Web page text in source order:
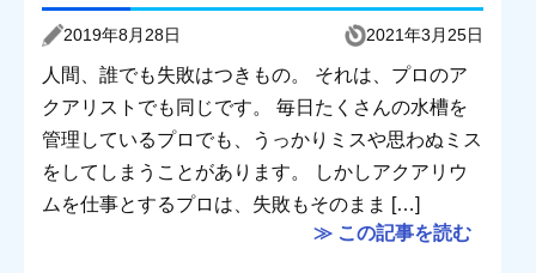
2019年8月28日 2021年3月25日
人間、誰でも失敗はつきもの。 それは、プロのア
クアリストでも同じです。 毎日たくさんの水槽を
管理しているプロでも、うっかりミスや思わぬミス
をしてしまうことがあります。 しかしアクアリウ
ムを仕事とするプロは、失敗もそのまま […]
≫ この記事を読む